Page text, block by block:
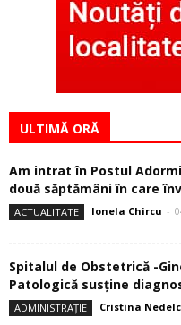
ULTIMĂ ORĂ
Am intrat în Postul
două săptămâni în care
ACTUALITATE Ionela Chircu -
Spitalul de Obstetrică -
Patologică susţine
ADMINISTRAȚIE Cristina